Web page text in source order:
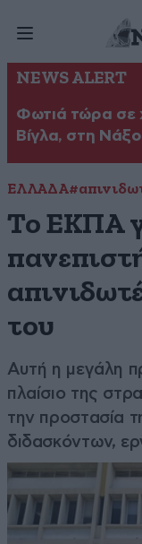
NEWS ALERT
Φωτιά τώρα σε
Βίγλα, στη
ΕΛΛΑΔΑ
Το ΕΚΠΑ
του
Αυτή η μεγάλη
πλαίσιο της
την προστασία
διδασκόντων,